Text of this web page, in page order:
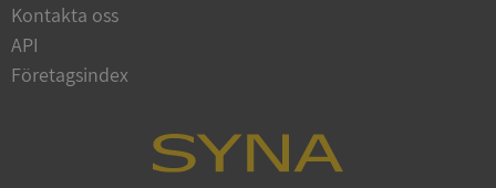
Kontakta oss
API
Företagsindex
CookieScriptConsent
_GRECAPTCHA